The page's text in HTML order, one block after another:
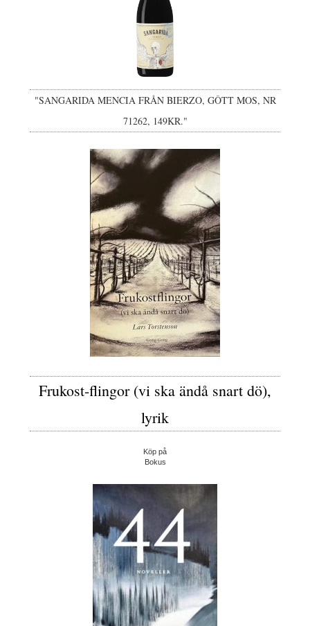
"SANGARIDA MENCIA FRÅN BIERZO, GÔTT MOS, NR
71262, 149KR."
Frukost-flingor (vi ska ändå snart dö),
lyrik
Köp på
Bokus